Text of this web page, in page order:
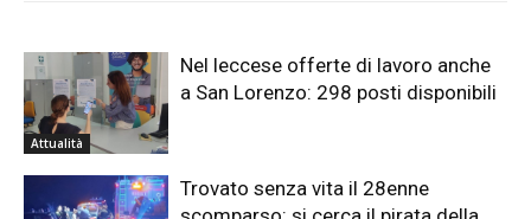
Attualità
Nel leccese offerte di lavoro anche
a San Lorenzo: 298 posti disponibili
Trovato senza vita il 28enne